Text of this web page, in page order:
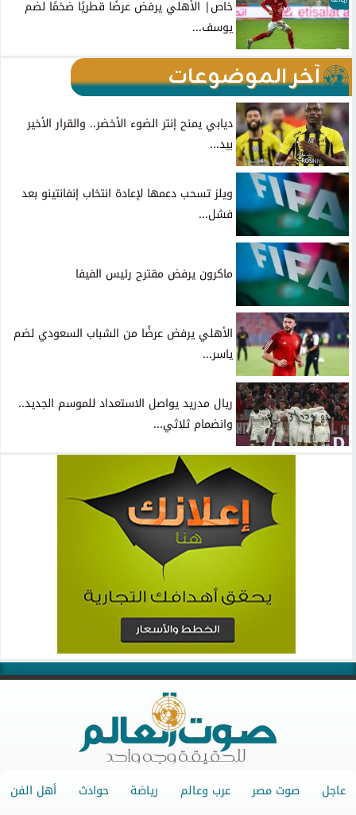
خاص| الأهلي يرفض عرضًا قطريًا ضخمًا لضم
يوسف...
آخر الموضوعات
ديابي يمنح إنتر الضوء الأخضر.. والقرار الأخير
بيد...
ويلز تسحب دعمها لإعادة انتخاب إنفانتينو بعد
فشل...
ماكرون يرفض مقترح رئيس الفيفا
الأهلي يرفض عرضًا من الشباب السعودي لضم
ياسر...
ريال مدريد يواصل الاستعداد للموسم الجديد..
وانضمام ثلاثي...
عاجل صوت مصر عرب وعالم رياضة حوادث أهل الفن